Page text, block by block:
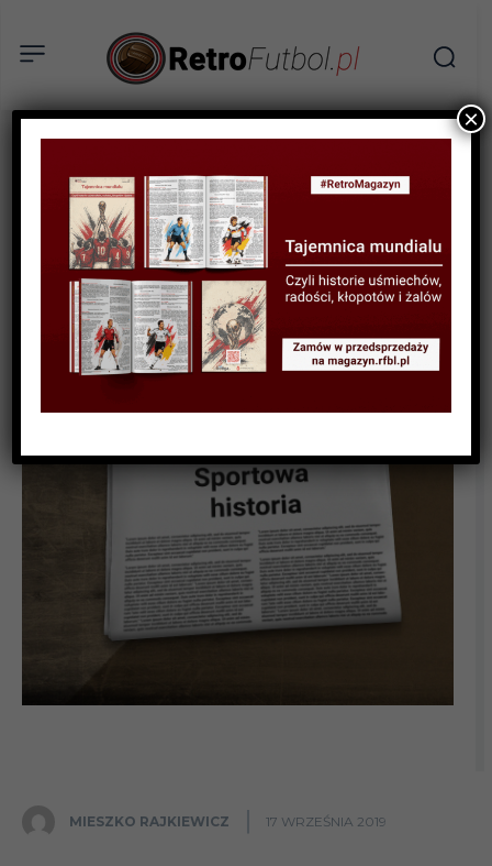
SPORTOWA HISTORIA
Polska – RFN 1971. Zapiski z
archiwum służb
specjalnych
MIESZKO RAJKIEWICZ 17 WRZEŚNIA 2019
×